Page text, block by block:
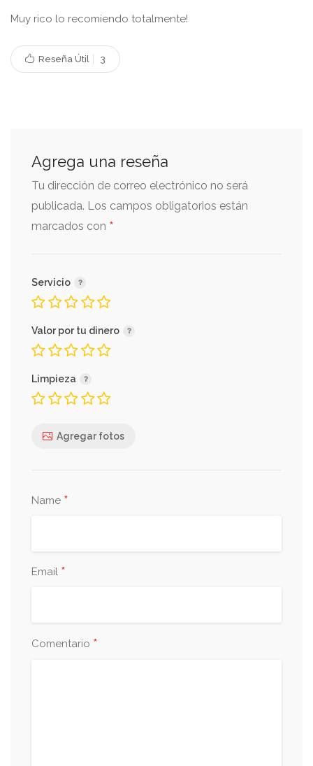
Muy rico lo recomiendo totalmente!
Reseña Útil 3
Agrega una reseña
Tu dirección de correo electrónico no será
publicada. Los campos obligatorios están
marcados con *
Servicio
Valor por tu dinero
Limpieza
Agregar fotos
Name *
Email *
Comentario *